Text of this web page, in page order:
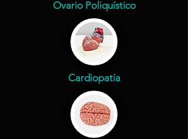
Ovario Poliquístico
Cardiopatía